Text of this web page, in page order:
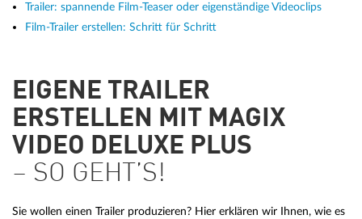
Trailer: spannende Film-Teaser oder eigenständige Videoclips
Film-Trailer erstellen: Schritt für Schritt
EIGENE TRAILER
ERSTELLEN MIT MAGIX
VIDEO DELUXE PLUS
– SO GEHT’S!
Sie wollen einen Trailer produzieren? Hier erklären wir Ihnen, wie es